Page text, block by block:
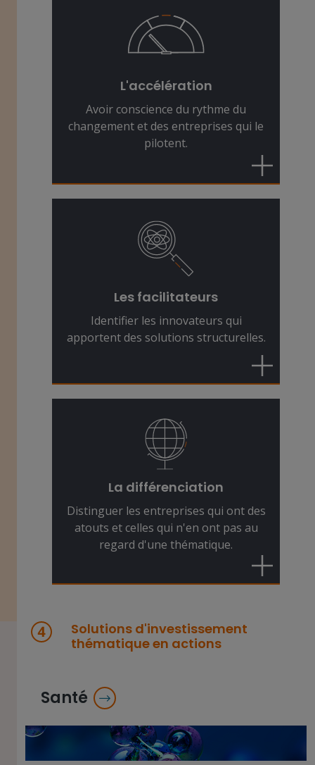
L'accélération
Avoir conscience du rythme du
changement et des entreprises qui le
pilotent.
Les changements se succèdent à un
identifions les entreprises qui se
positionnent de manière dynamique
pour devenir les gagnants de demain.
Les facilitateurs
Identifier les innovateurs qui
apportent des solutions structurelles.
qui utilisent et fournissent des
techniques et des technologies
innovantes. Ce sont leurs solutions
qui rendent possibles les
changements structurels, et qui
performances d'investissement
probantes.
La différenciation
Distinguer les entreprises qui ont des
atouts et celles qui n'en ont pas au
regard d'une thématique.
Les entreprises qui favorisent le
changement constituent une
composante dynamique du marché.
Mais la dispersion entre les gagnants
et les perdants est de plus en plus
l'expertise en matière de sélection
des titres est essentielle.
Solutions d'investissement
thématique en actions
Santé